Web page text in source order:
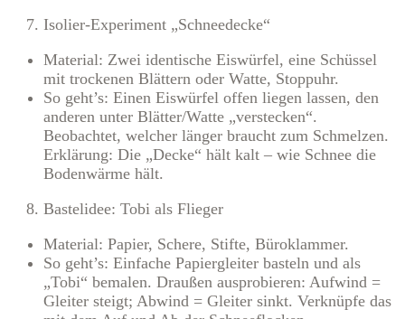
Isolier-Experiment „Schneedecke“
Material: Zwei identische Eiswürfel, eine Schüssel
mit trockenen Blättern oder Watte, Stoppuhr.
So geht’s: Einen Eiswürfel offen liegen lassen, den
anderen unter Blätter/Watte „verstecken“.
Beobachtet, welcher länger braucht zum Schmelzen.
Erklärung: Die „Decke“ hält kalt – wie Schnee die
Bodenwärme hält.
Bastelidee: Tobi als Flieger
Material: Papier, Schere, Stifte, Büroklammer.
So geht’s: Einfache Papiergleiter basteln und als
„Tobi“ bemalen. Draußen ausprobieren: Aufwind =
Gleiter steigt; Abwind = Gleiter sinkt. Verknüpfe das